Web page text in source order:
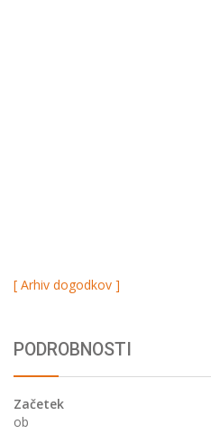
[ Arhiv dogodkov ]
PODROBNOSTI
Začetek
ob